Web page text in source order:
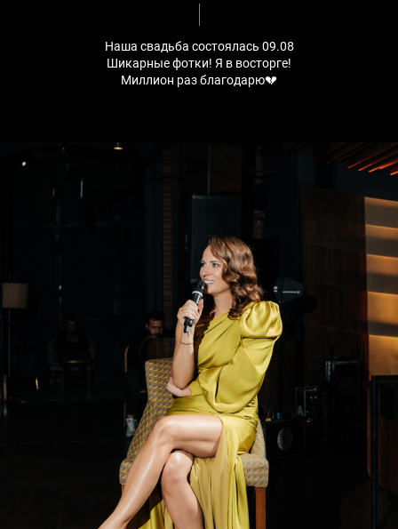
Наша свадьба состоялась 09.08
Шикарные фотки! Я в восторге!
Миллион раз благодарю💔